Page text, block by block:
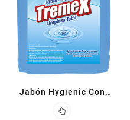
Jabón Hygienic Con
Triclosán 5 L